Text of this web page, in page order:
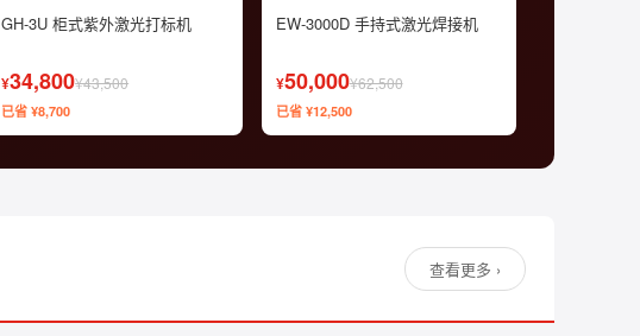
GH-3U 柜式紫外激光打标机
¥34,800¥43,500
已省 ¥8,700
EW-3000D 手持式激光焊接机
¥50,000¥62,500
已省 ¥12,500
查看更多 ›